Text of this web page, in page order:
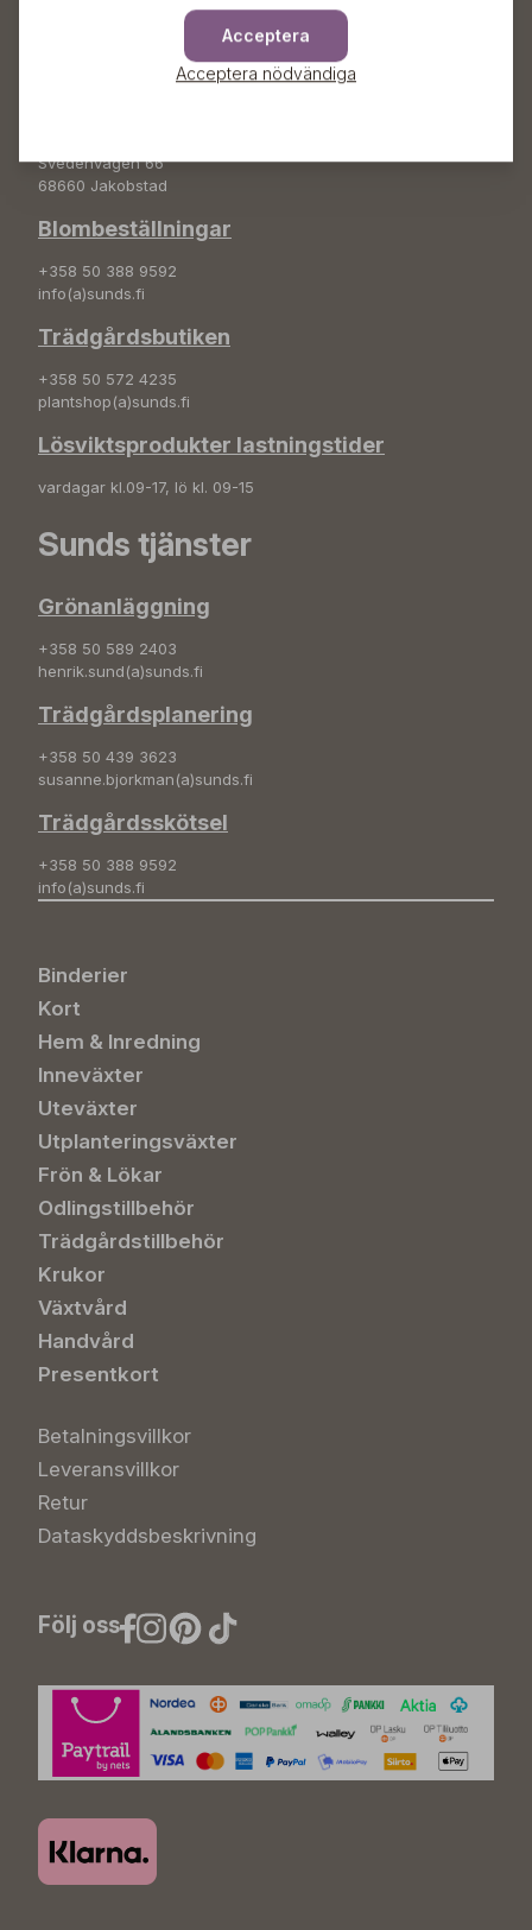
Svedenvägen 66
68660 Jakobstad
Blombeställningar
+358 50 388 9592
info(a)sunds.fi
Trädgårdsbutiken
+358 50 572 4235
plantshop(a)sunds.fi
Lösviktsprodukter lastningstider
vardagar kl.09-17, lö kl. 09-15
Sunds tjänster
Grönanläggning
+358 50 589 2403
henrik.sund(a)sunds.fi
Trädgårdsplanering
+358 50 439 3623
susanne.bjorkman(a)sunds.fi
Trädgårdsskötsel
+358 50 388 9592
info(a)sunds.fi
Binderier
Kort
Hem & Inredning
Inneväxter
Uteväxter
Utplanteringsväxter
Frön & Lökar
Odlingstillbehör
Trädgårdstillbehör
Krukor
Växtvård
Handvård
Presentkort
Betalningsvillkor
Leveransvillkor
Retur
Dataskyddsbeskrivning
Följ oss
Acceptera
Acceptera nödvändiga